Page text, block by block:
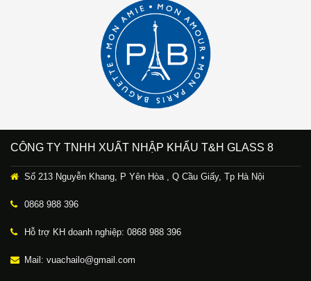
CÔNG TY TNHH XUẤT NHẬP KHẨU T&H GLASS 8
Số 213 Nguyễn Khang, P Yên Hòa , Q Cầu Giấy, Tp Hà Nội
0868 988 396
Hỗ trợ KH doanh nghiệp: 0868 988 396
Mail: vuachailo@gmail.com